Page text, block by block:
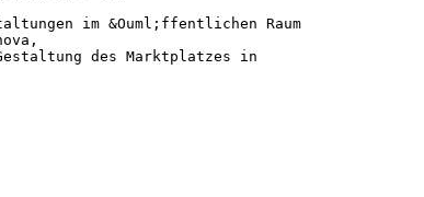
im &Ouml;ffentlichen Raum
des Marktplatzes in